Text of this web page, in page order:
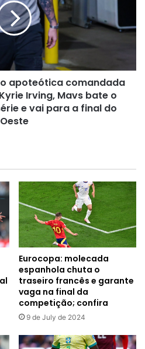
apoteótica comandada
Irving, Mavs bate o
e vai para a final do
Oeste
Eurocopa: molecada
espanhola chuta o
traseiro francês e garante
vaga na final da
competição; confira
9 de July de 2024